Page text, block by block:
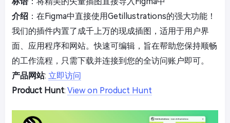
介绍 ：在Figma中直接使用Getillustrations的强大功能！
我们的插件内置了成千上万的现成插图，适用于用户界
面、应用程序和网站。快速可编辑，旨在帮助您保持顺畅
的工作流程，只需下载并连接到您的全访问账户即可。
产品网站: 立即访问
Product Hunt: View on Product Hunt